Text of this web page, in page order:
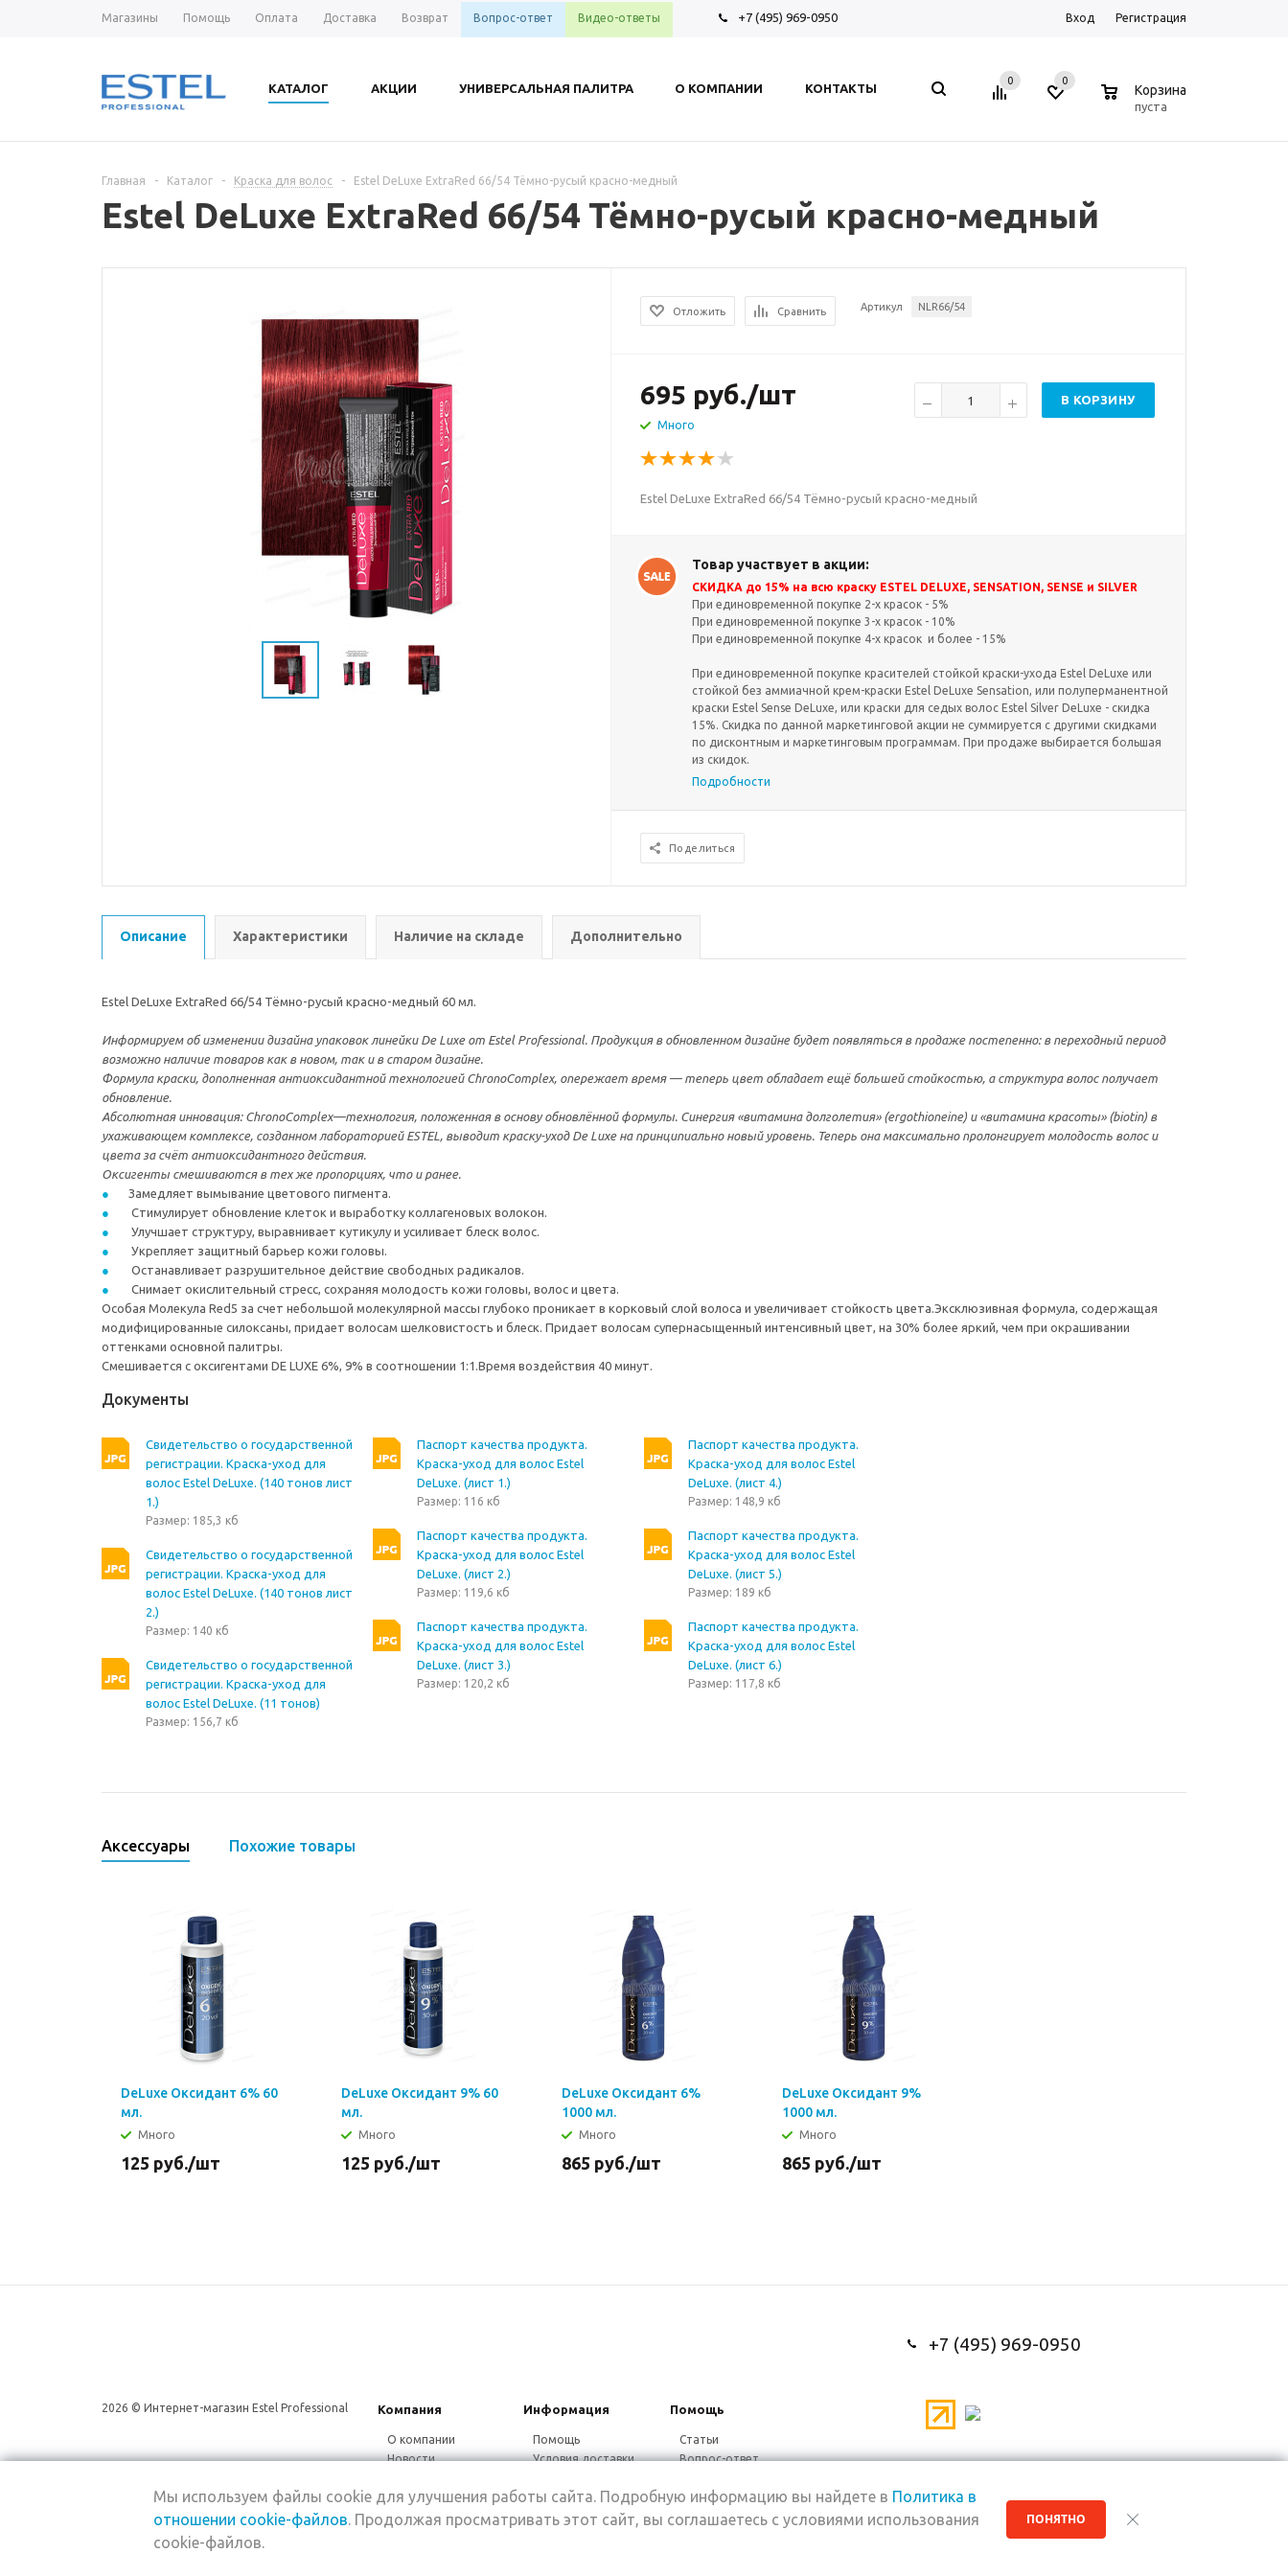
Магазины Помощь Оплата Доставка Возврат Вопрос-ответ Видео-ответы +7 (495) 969-0950 Вход Регистрация
КАТАЛОГ АКЦИИ УНИВЕРСАЛЬНАЯ ПАЛИТРА О КОМПАНИИ КОНТАКТЫ
0 0
Корзина
пуста
Главная - Каталог - Краска для волос - Estel DeLuxe ExtraRed 66/54 Тёмно-русый красно-медный
Estel DeLuxe ExtraRed 66/54 Тёмно-русый красно-медный
Отложить Сравнить Артикул NLR66/54
695 руб./шт
Много
В КОРЗИНУ
Estel DeLuxe ExtraRed 66/54 Тёмно-русый красно-медный
Товар участвует в акции:
СКИДКА до 15% на всю краску ESTEL DELUXE, SENSATION, SENSE и SILVER
При единовременной покупке 2-х красок - 5%
При единовременной покупке 3-х красок - 10%
При единовременной покупке 4-х красок и более - 15%
При единовременной покупке красителей стойкой краски-ухода Estel DeLuxe или
стойкой без аммиачной крем-краски Estel DeLuxe Sensation, или полуперманентной
краски Estel Sense DeLuxe, или краски для седых волос Estel Silver DeLuxe - скидка
15%. Скидка по данной маркетинговой акции не суммируется с другими скидками
по дисконтным и маркетинговым программам. При продаже выбирается большая
из скидок.
Подробности
Поделиться
Описание Характеристики Наличие на складе Дополнительно
Estel DeLuxe ExtraRed 66/54 Тёмно-русый красно-медный 60 мл.
Информируем об изменении дизайна упаковок линейки De Luxe от Estel Professional. Продукция в обновленном дизайне будет появляться в продаже постепенно: в переходный период
возможно наличие товаров как в новом, так и в старом дизайне.
Формула краски, дополненная антиоксидантной технологией ChronoComplex, опережает время — теперь цвет обладает ещё большей стойкостью, а структура волос получает
обновление.
Абсолютная инновация: ChronoComplex—технология, положенная в основу обновлённой формулы. Синергия «витамина долголетия» (ergothioneine) и «витамина красоты» (biotin) в
ухаживающем комплексе, созданном лабораторией ESTEL, выводит краску-уход De Luxe на принципиально новый уровень. Теперь она максимально пролонгирует молодость волос и
цвета за счёт антиоксидантного действия.
Оксигенты смешиваются в тех же пропорциях, что и ранее.
Замедляет вымывание цветового пигмента.
Стимулирует обновление клеток и выработку коллагеновых волокон.
Улучшает структуру, выравнивает кутикулу и усиливает блеск волос.
Укрепляет защитный барьер кожи головы.
Останавливает разрушительное действие свободных радикалов.
Снимает окислительный стресс, сохраняя молодость кожи головы, волос и цвета.
Особая Молекула Red5 за счет небольшой молекулярной массы глубоко проникает в корковый слой волоса и увеличивает стойкость цвета.Эксклюзивная формула, содержащая
модифицированные силоксаны, придает волосам шелковистость и блеск. Придает волосам супернасыщенный интенсивный цвет, на 30% более яркий, чем при окрашивании
оттенками основной палитры.
Смешивается с оксигентами DE LUXE 6%, 9% в соотношении 1:1.Время воздействия 40 минут.
Документы
Свидетельство о государственной
регистрации. Краска-уход для
волос Estel DeLuxe. (140 тонов лист
1.)
Размер: 185,3 кб
Свидетельство о государственной
регистрации. Краска-уход для
волос Estel DeLuxe. (140 тонов лист
2.)
Размер: 140 кб
Свидетельство о государственной
регистрации. Краска-уход для
волос Estel DeLuxe. (11 тонов)
Размер: 156,7 кб
Паспорт качества продукта.
Краска-уход для волос Estel
DeLuxe. (лист 1.)
Размер: 116 кб
Паспорт качества продукта.
Краска-уход для волос Estel
DeLuxe. (лист 2.)
Размер: 119,6 кб
Паспорт качества продукта.
Краска-уход для волос Estel
DeLuxe. (лист 3.)
Размер: 120,2 кб
Паспорт качества продукта.
Краска-уход для волос Estel
DeLuxe. (лист 4.)
Размер: 148,9 кб
Паспорт качества продукта.
Краска-уход для волос Estel
DeLuxe. (лист 5.)
Размер: 189 кб
Паспорт качества продукта.
Краска-уход для волос Estel
DeLuxe. (лист 6.)
Размер: 117,8 кб
Аксессуары Похожие товары
DeLuxe Оксидант 6% 60
мл.
Много
125 руб./шт
DeLuxe Оксидант 9% 60
мл.
Много
125 руб./шт
DeLuxe Оксидант 6%
1000 мл.
Много
865 руб./шт
DeLuxe Оксидант 9%
1000 мл.
Много
865 руб./шт
+7 (495) 969-0950
2026 © Интернет-магазин Estel Professional Компания Информация Помощь
О компании
Новости
Магазины
Помощь
Условия доставки
Дисконтная
программа
Статьи
Вопрос-ответ
Мы используем файлы cookie для улучшения работы сайта. Подробную информацию вы найдете в Политика в
отношении cookie-файлов. Продолжая просматривать этот сайт, вы соглашаетесь с условиями использования
cookie-файлов.
ПОНЯТНО